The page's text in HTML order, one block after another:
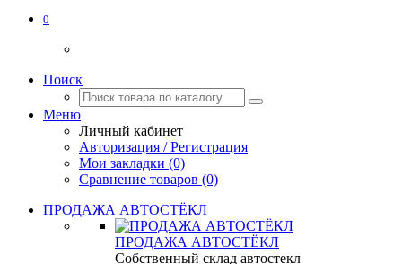
0
Поиск
Меню
Личный кабинет
Авторизация / Регистрация
Мои закладки (0)
Сравнение товаров (0)
ПРОДАЖА АВТОСТЁКЛ
ПРОДАЖА АВТОСТЁКЛ
Собственный склад автостекл